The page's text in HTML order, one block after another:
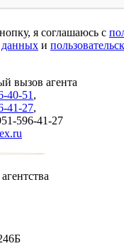
я соглашаюсь с
данных и
вызов агента
40-51,
41-27,
596-41-27